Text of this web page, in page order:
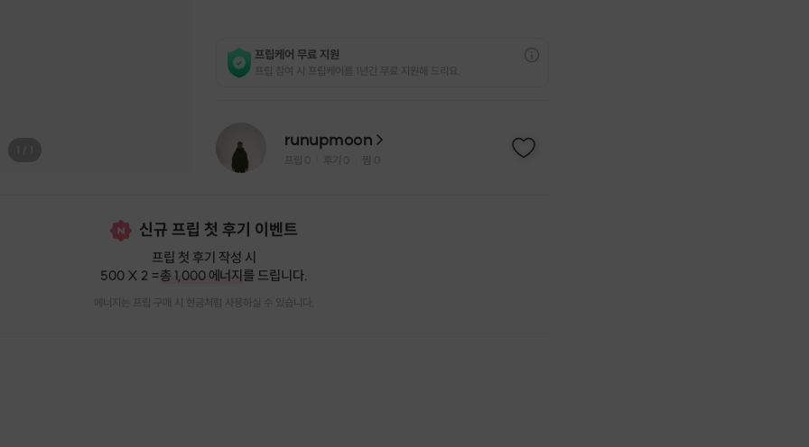
프립케어 무료 지원
프립 참여 시 프립케어를 1년간 무료 지원해 드리요.
runupmoon
프립 0 후기 0 찜 0
신규 프립 첫 후기 이벤트
프립 첫 후기 작성 시
500 X 2 =총 1,000 에너지를 드립니다.
에너지는 프립 구매 시 현금처럼 사용하실 수 있습니다.